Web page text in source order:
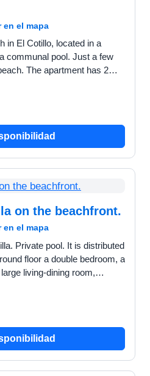
en el mapa
in El Cotillo, located in a
communal pool. Just a few
The apartment has 2
on the beachfront.
en el mapa
Private pool. It is distributed
floor a double bedroom, a
living-dining room,